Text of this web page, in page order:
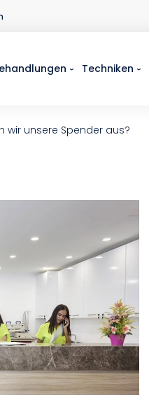
Techniken
wir unsere Spender aus?